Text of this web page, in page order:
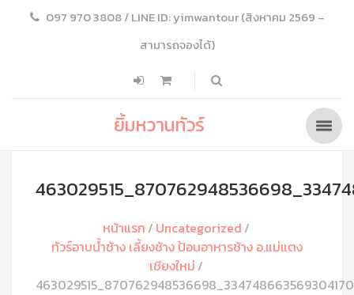
097 970 3808 / LINE ID: yimwantour (สิงหาคม 2569 –
สามารถจองได้)
ยิ้มหวานทัวร์
หน้าแรก
Uncategorized
ทัวร์อาบน้ำช้าง เลี้ยงช้าง ป้อนอาหารช้าง อ.แม่แตง
เชียงใหม่